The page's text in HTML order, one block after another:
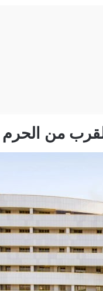
من الحرم